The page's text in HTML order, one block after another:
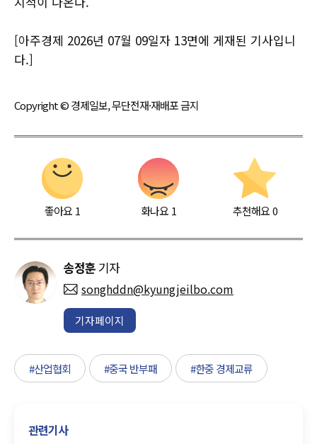
[아주경제 2026년 07월 09일자 13면에 게재된 기사입니
다.]
Copyright © 경제일보, 무단전재·재배포 금지
좋아요 1 화나요 1 추천해요 0
송정훈 기자
songhddn@kyungjeilbo.com
기자페이지
#산업협회 #중국 반부패 #한중 경제교류
관련기사